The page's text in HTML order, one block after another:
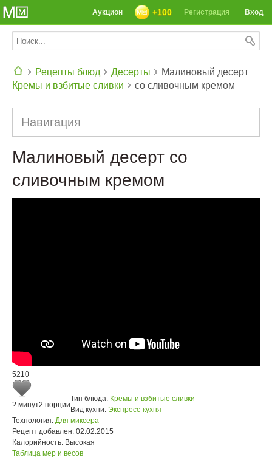
Вход
Регистрация
+100
Аукцион
Рецепты блюд
Десерты
Кремы и взбитые сливки
Малиновый десерт
со сливочным кремом
Навигация
Малиновый десерт со
сливочным кремом
5210
? минут2 порции
Тип блюда: Кремы и взбитые сливки
Вид кухни: Экспресс-кухня
Технология: Для миксера
Рецепт добавлен: 02.02.2015
Калорийность: Высокая
Таблица мер и весов